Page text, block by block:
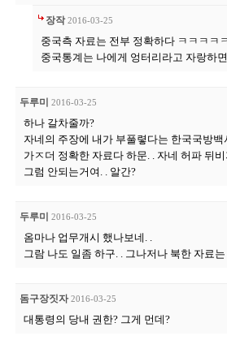
장작 2016-03-25
중국측 자료는 전부 정확하다 ㅋㅋㅋㅋ
중국통계는 나에게 엉터리라고 자랑하
두루미 2016-03-25
하나 갈차줄까?
자네의 주장에 내가 부풀렿다는 한국국방
가ㅈ더 정확한 자료다 하문. . 자네 허파 뒤
그럼 안되는거여. . 알간?
두루미 2016-03-25
옴마나 업무개시 했나보네. .
그람 나도 일좀 하구. . 그나저나 북한 자료
돔구장짓자 2016-03-25
대통령의 당내 권한? 그게 먼데?